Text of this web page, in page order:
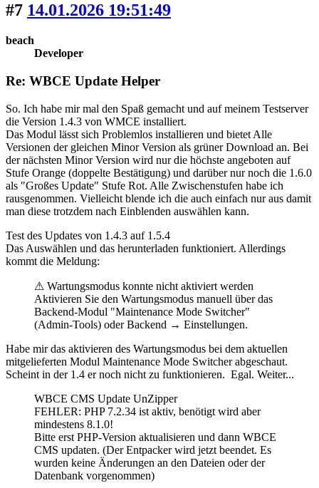
#7 14.01.2026 19:51:49
beach
Developer
Re: WBCE Update Helper
So. Ich habe mir mal den Spaß gemacht und auf meinem Testserver
die Version 1.4.3 von WMCE installiert.
Das Modul lässt sich Problemlos installieren und bietet Alle
Versionen der gleichen Minor Version als grüner Download an. Bei
der nächsten Minor Version wird nur die höchste angeboten auf
Stufe Orange (doppelte Bestätigung) und darüber nur noch die 1.6.0
als "Großes Update" Stufe Rot. Alle Zwischenstufen habe ich
rausgenommen. Vielleicht blende ich die auch einfach nur aus damit
man diese trotzdem nach Einblenden auswählen kann.
Test des Updates von 1.4.3 auf 1.5.4
Das Auswählen und das herunterladen funktioniert. Allerdings
kommt die Meldung:
⚠ Wartungsmodus konnte nicht aktiviert werden
Aktivieren Sie den Wartungsmodus manuell über das
Backend-Modul "Maintenance Mode Switcher"
(Admin-Tools) oder Backend → Einstellungen.
Habe mir das aktivieren des Wartungsmodus bei dem aktuellen
mitgelieferten Modul Maintenance Mode Switcher abgeschaut.
Scheint in der 1.4 er noch nicht zu funktionieren. Egal. Weiter...
WBCE CMS Update UnZipper
FEHLER: PHP 7.2.34 ist aktiv, benötigt wird aber
mindestens 8.1.0!
Bitte erst PHP-Version aktualisieren und dann WBCE
CMS updaten. (Der Entpacker wird jetzt beendet. Es
wurden keine Änderungen an den Dateien oder der
Datenbank vorgenommen)